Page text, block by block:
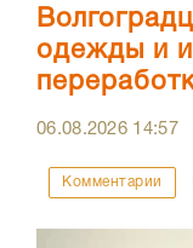
одежды и
06.08.2026 14:57
Комментарии